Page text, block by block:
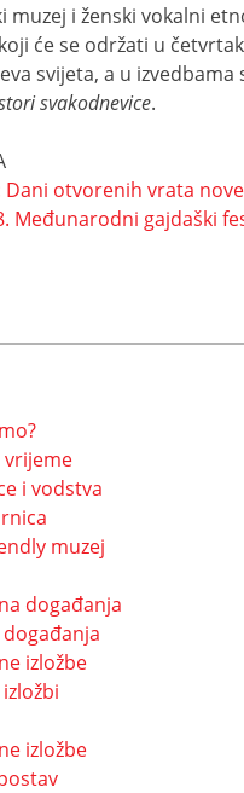
muzej i ženski vokalni
koji će se održati u
svijeta, a u
svakodnevice.
Dani otvorenih vrata
Međunarodni gajdaški
vrijeme
i vodstva
muzej
događanja
izložbe
izložbe